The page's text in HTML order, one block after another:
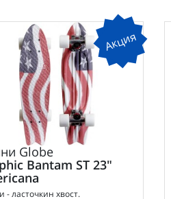
Акция
Globe
Bantam ST 23"
- ласточкин хвост.